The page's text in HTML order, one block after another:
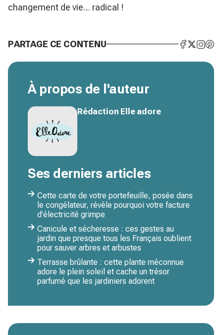
changement de vie… radical !
PARTAGE CE CONTENU
À propos de l'auteur
Rédaction Elle adore
Ses derniers articles
Cette carte de votre portefeuille, posée dans
le congélateur, révèle pourquoi votre facture
d’électricité grimpe
Canicule et sécheresse : ces gestes au
jardin que presque tous les Français oublient
pour sauver arbres et arbustes
Terrasse brûlante : cette plante méconnue
adore le plein soleil et cache un trésor
parfumé que les jardiniers adorent